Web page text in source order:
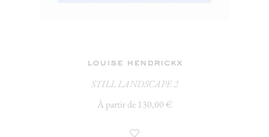
louise hendrickx
STILL LANDSCAPE 2
À partir de 130,00 €